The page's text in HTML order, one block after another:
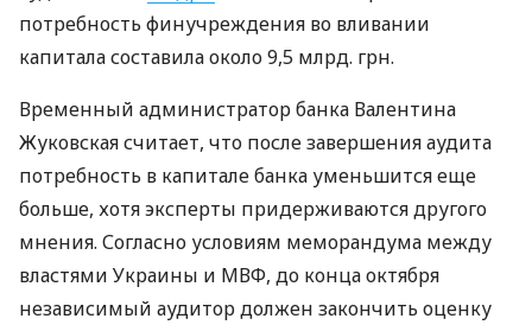
потребность финучреждения во вливании
капитала составила около 9,5 млрд. грн.
Временный администратор банка Валентина
Жуковская считает, что после завершения аудита
потребность в капитале банка уменьшится еще
больше, хотя эксперты придерживаются другого
мнения. Согласно условиям меморандума между
властями Украины и МВФ, до конца октября
независимый аудитор должен закончить оценку